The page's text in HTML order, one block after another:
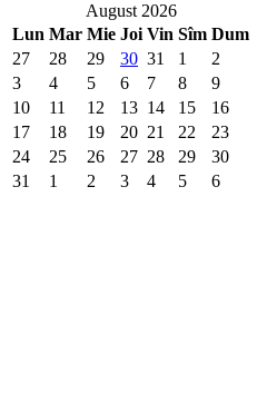
August 2026
Lun Mar Mie Joi Vin Sîm Dum
27
28 29 30 31 1
2
3
4 5 6 7 8
9
10
11 12 13 14 15
16
17
18 19 20 21 22
23
24
25 26 27 28 29
30
31
1 2 3 4 5 6